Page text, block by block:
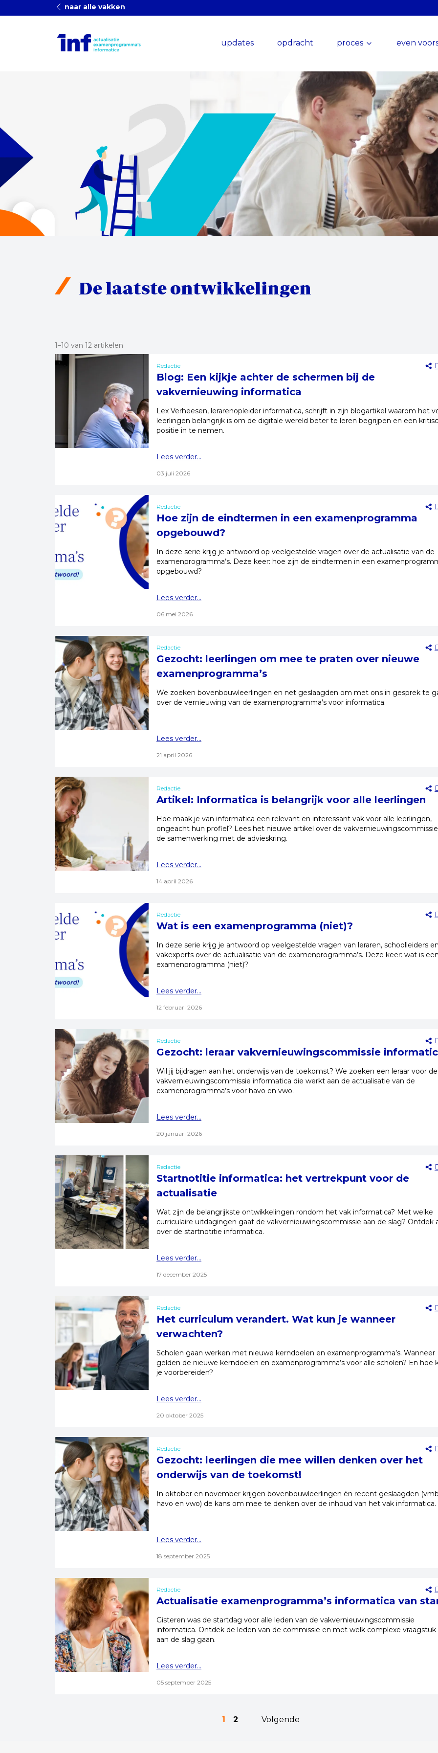
naar alle vakken
updates opdracht proces even
De laatste ontwikkelingen
1–10 van 12 artikelen
Redactie
Blog: Een kijkje achter de schermen bij de
vakvernieuwing informatica
Lex Verheesen, lerarenopleider informatica, schrijft in zijn blogartikel waarom het
leerlingen belangrijk is om de digitale wereld beter te leren begrijpen en een
positie in te nemen.
Lees verder...
03 juli 2026
Redactie
Hoe zijn de eindtermen in een examenprogramma
opgebouwd?
In deze serie krijg je antwoord op veelgestelde vragen over de actualisatie van de
examenprogramma’s. Deze keer: hoe zijn de eindtermen in een
opgebouwd?
Lees verder...
06 mei 2026
Redactie
Gezocht: leerlingen om mee te praten over nieuwe
examenprogramma’s
We zoeken bovenbouwleerlingen en net geslaagden om met ons in gesprek te
over de vernieuwing van de examenprogramma’s voor informatica.
Lees verder...
21 april 2026
Redactie
Artikel: Informatica is belangrijk voor alle leerlingen
Hoe maak je van informatica een relevant en interessant vak voor alle leerlingen,
ongeacht hun profiel? Lees het nieuwe artikel over de
de samenwerking met de advieskring.
Lees verder...
14 april 2026
Redactie
Wat is een examenprogramma (niet)?
In deze serie krijg je antwoord op veelgestelde vragen van leraren, schoolleiders en
vakexperts over de actualisatie van de examenprogramma’s. Deze keer: wat is een
examenprogramma (niet)?
Lees verder...
12 februari 2026
Redactie
Gezocht: leraar vakvernieuwingscommissie
Wil jij bijdragen aan het onderwijs van de toekomst? We zoeken een leraar voor de
vakvernieuwingscommissie informatica die werkt aan de actualisatie van de
examenprogramma’s voor havo en vwo.
Lees verder...
20 januari 2026
Redactie
Startnotitie informatica: het vertrekpunt voor de
actualisatie
Wat zijn de belangrijkste ontwikkelingen rondom het vak informatica? Met welke
curriculaire uitdagingen gaat de vakvernieuwingscommissie aan de slag? Ontdek
over de startnotitie informatica.
Lees verder...
17 december 2025
Redactie
Het curriculum verandert. Wat kun je wanneer
verwachten?
Scholen gaan werken met nieuwe kerndoelen en examenprogramma’s. Wanneer
gelden de nieuwe kerndoelen en examenprogramma’s voor alle scholen? En hoe
je voorbereiden?
Lees verder...
20 oktober 2025
Redactie
Gezocht: leerlingen die mee willen denken over het
onderwijs van de toekomst!
In oktober en november krijgen bovenbouwleerlingen én recent geslaagden
havo en vwo) de kans om mee te denken over de inhoud van het vak informatica.
Lees verder...
18 september 2025
Redactie
Actualisatie examenprogramma’s informatica van
Gisteren was de startdag voor alle leden van de vakvernieuwingscommissie
informatica. Ontdek de leden van de commissie en met welk complexe vraagstuk
aan de slag gaan.
Lees verder...
05 september 2025
1 2 Volgende